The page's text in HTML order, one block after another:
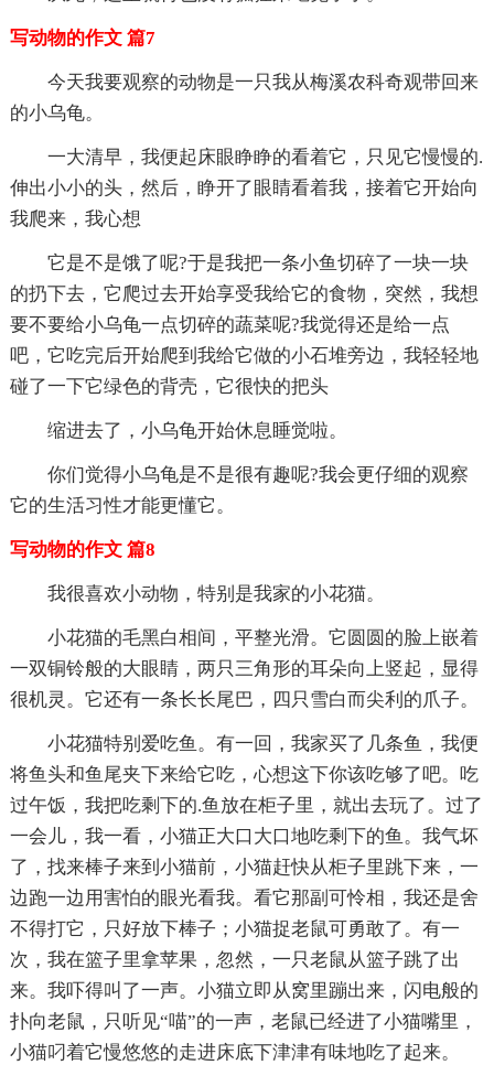
写动物的作文 篇7
今天我要观察的动物是一只我从梅溪农科奇观带回来
的小乌龟。
一大清早，我便起床眼睁睁的看着它，只见它慢慢的.
伸出小小的头，然后，睁开了眼睛看着我，接着它开始向
我爬来，我心想
它是不是饿了呢?于是我把一条小鱼切碎了一块一块
的扔下去，它爬过去开始享受我给它的食物，突然，我想
要不要给小乌龟一点切碎的蔬菜呢?我觉得还是给一点
吧，它吃完后开始爬到我给它做的小石堆旁边，我轻轻地
碰了一下它绿色的背壳，它很快的把头
缩进去了，小乌龟开始休息睡觉啦。
你们觉得小乌龟是不是很有趣呢?我会更仔细的观察
它的生活习性才能更懂它。
写动物的作文 篇8
我很喜欢小动物，特别是我家的小花猫。
小花猫的毛黑白相间，平整光滑。它圆圆的脸上嵌着
一双铜铃般的大眼睛，两只三角形的耳朵向上竖起，显得
很机灵。它还有一条长长尾巴，四只雪白而尖利的爪子。
小花猫特别爱吃鱼。有一回，我家买了几条鱼，我便
将鱼头和鱼尾夹下来给它吃，心想这下你该吃够了吧。吃
过午饭，我把吃剩下的.鱼放在柜子里，就出去玩了。过了
一会儿，我一看，小猫正大口大口地吃剩下的鱼。我气坏
了，找来棒子来到小猫前，小猫赶快从柜子里跳下来，一
边跑一边用害怕的眼光看我。看它那副可怜相，我还是舍
不得打它，只好放下棒子；小猫捉老鼠可勇敢了。有一
次，我在篮子里拿苹果，忽然，一只老鼠从篮子跳了出
来。我吓得叫了一声。小猫立即从窝里蹦出来，闪电般的
扑向老鼠，只听见“喵”的一声，老鼠已经进了小猫嘴里，
小猫叼着它慢悠悠的走进床底下津津有味地吃了起来。